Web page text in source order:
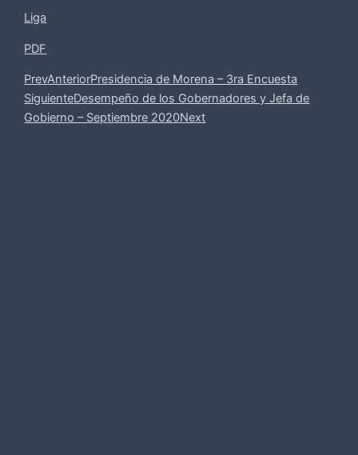
Liga
PDF
PrevAnteriorPresidencia de Morena – 3ra Encuesta
SiguienteDesempeño de los Gobernadores y Jefa de
Gobierno – Septiembre 2020Next